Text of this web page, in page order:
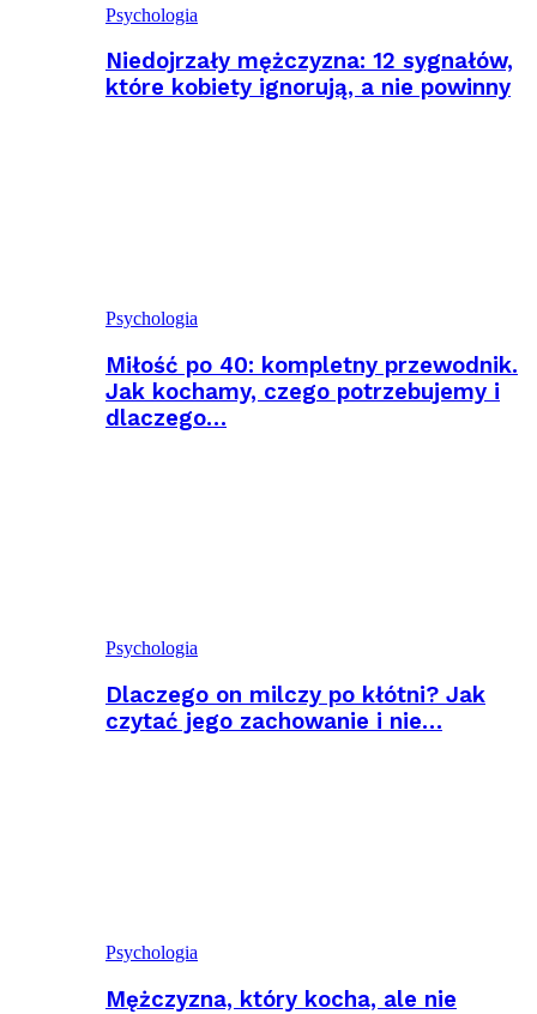
Psychologia
Niedojrzały mężczyzna: 12 sygnałów,
które kobiety ignorują, a nie powinny
Psychologia
Miłość po 40: kompletny przewodnik.
Jak kochamy, czego potrzebujemy i
dlaczego…
Psychologia
Dlaczego on milczy po kłótni? Jak
czytać jego zachowanie i nie…
Psychologia
Mężczyzna, który kocha, ale nie